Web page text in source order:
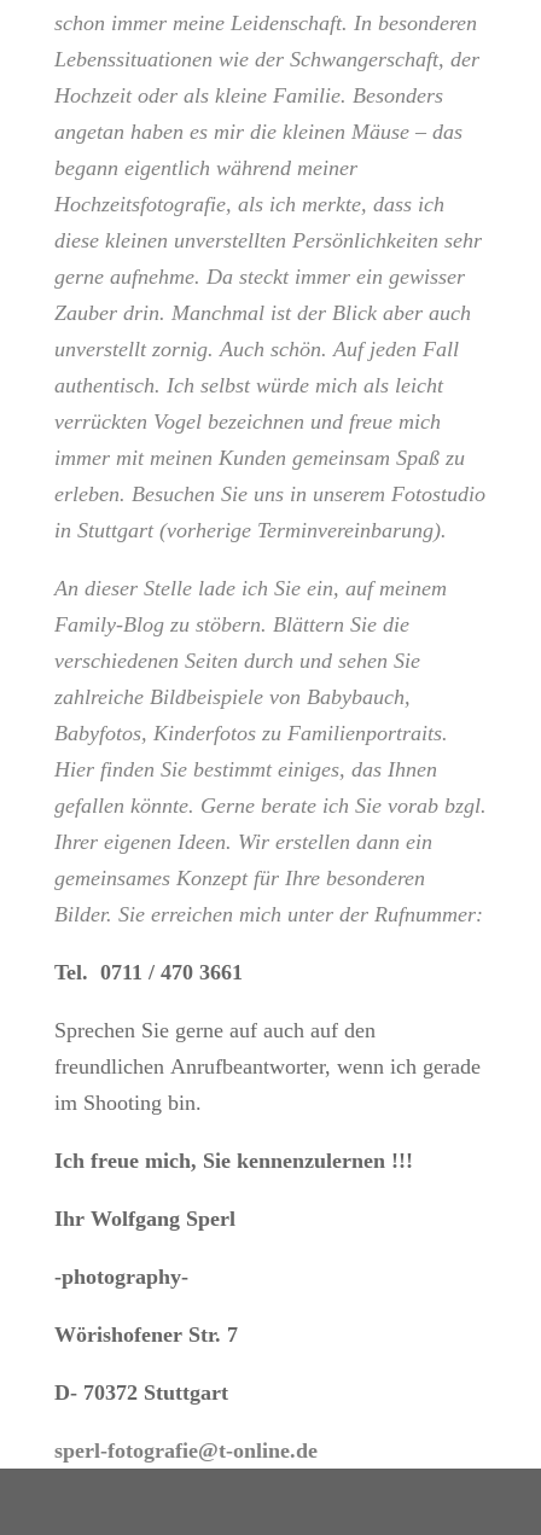
schon immer meine Leidenschaft. In besonderen
Lebenssituationen wie der Schwangerschaft, der
Hochzeit oder als kleine Familie. Besonders
angetan haben es mir die kleinen Mäuse – das
begann eigentlich während meiner
Hochzeitsfotografie, als ich merkte, dass ich
diese kleinen unverstellten Persönlichkeiten sehr
gerne aufnehme. Da steckt immer ein gewisser
Zauber drin. Manchmal ist der Blick aber auch
unverstellt zornig. Auch schön. Auf jeden Fall
authentisch. Ich selbst würde mich als leicht
verrückten Vogel bezeichnen und freue mich
immer mit meinen Kunden gemeinsam Spaß zu
erleben. Besuchen Sie uns in unserem Fotostudio
in Stuttgart (vorherige Terminvereinbarung).
An dieser Stelle lade ich Sie ein, auf meinem
Family-Blog zu stöbern. Blättern Sie die
verschiedenen Seiten durch und sehen Sie
zahlreiche Bildbeispiele von Babybauch,
Babyfotos, Kinderfotos zu Familienportraits.
Hier finden Sie bestimmt einiges, das Ihnen
gefallen könnte. Gerne berate ich Sie vorab bzgl.
Ihrer eigenen Ideen. Wir erstellen dann ein
gemeinsames Konzept für Ihre besonderen
Bilder. Sie erreichen mich unter der Rufnummer:
Tel. 0711 / 470 3661
Sprechen Sie gerne auf auch auf den
freundlichen Anrufbeantworter, wenn ich gerade
im Shooting bin.
Ich freue mich, Sie kennenzulernen !!!
Ihr Wolfgang Sperl
-photography-
Wörishofener Str. 7
D- 70372 Stuttgart
sperl-fotografie@t-online.de